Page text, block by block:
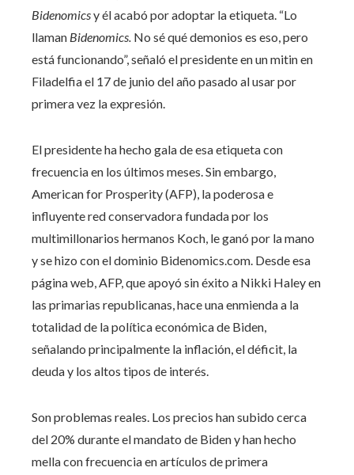
Bidenomicsy él acabó por adoptar la etiqueta. “Lo
llaman Bidenomics. No sé qué demonios es eso, pero
está funcionando”, señaló el presidente en un mitin en
Filadelfia el 17 de junio del año pasado al usar por
primera vez la expresión.
El presidente ha hecho gala de esa etiqueta con
frecuencia en los últimos meses. Sin embargo,
American for Prosperity (AFP), la poderosa e
influyente red conservadora fundada por los
multimillonarios hermanos Koch, le ganó por la mano
y se hizo con el dominio Bidenomics.com. Desde esa
página web, AFP, que apoyó sin éxito a Nikki Haley en
las primarias republicanas, hace una enmienda a la
totalidad de la política económica de Biden,
señalando principalmente la inflación, el déficit, la
deuda y los altos tipos de interés.
Son problemas reales. Los precios han subido cerca
del 20% durante el mandato de Biden y han hecho
mella con frecuencia en artículos de primera